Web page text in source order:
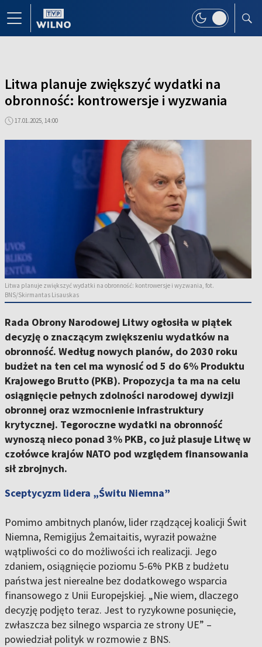
Litwa planuje zwiększyć wydatki na
obronność: kontrowersje i wyzwania
17.01.2025, 14:00
Litwa planuje zwiększyć wydatki na obronność: kontrowersje i wyzwania, fot.
BNS/Skirmantas Lisauskas
Rada Obrony Narodowej Litwy ogłosiła w piątek
decyzję o znaczącym zwiększeniu wydatków na
obronność. Według nowych planów, do 2030 roku
budżet na ten cel ma wynosić od 5 do 6% Produktu
Krajowego Brutto (PKB). Propozycja ta ma na celu
osiągnięcie pełnych zdolności narodowej dywizji
obronnej oraz wzmocnienie infrastruktury
krytycznej. Tegoroczne wydatki na obronność
wynoszą nieco ponad 3% PKB, co już plasuje Litwę w
czołówce krajów NATO pod względem finansowania
sił zbrojnych.
Sceptycyzm lidera „Świtu Niemna”
Pomimo ambitnych planów, lider rządzącej koalicji Świt
Niemna, Remigijus Żemaitaitis, wyraził poważne
wątpliwości co do możliwości ich realizacji. Jego
zdaniem, osiągnięcie poziomu 5-6% PKB z budżetu
państwa jest nierealne bez dodatkowego wsparcia
finansowego z Unii Europejskiej. „Nie wiem, dlaczego
decyzję podjęto teraz. Jest to ryzykowne posunięcie,
zwłaszcza bez silnego wsparcia ze strony UE” –
powiedział polityk w rozmowie z BNS.